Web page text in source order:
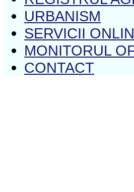
URBANISM
SERVICII
MONITORUL
CONTACT